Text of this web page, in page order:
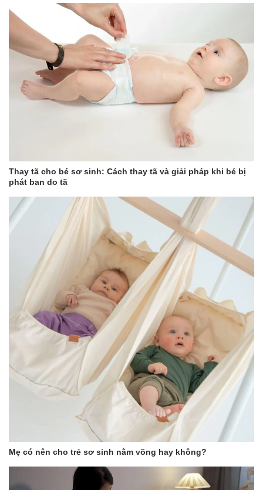
Thay tã cho bé sơ sinh: Cách thay tã và giải pháp khi bé bị
phát ban do tã
Mẹ có nên cho trẻ sơ sinh nằm võng hay không?